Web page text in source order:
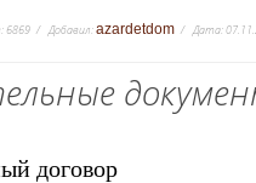
6869 Добавил:azardetdom Дата:
договор